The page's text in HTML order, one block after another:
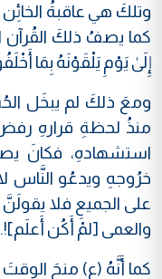
وتلكَ هي عاقبةُ
كما يصفُ ذلكَ القُرآن
إِلَىٰ يَوْمِ يَلْقَوْنَهُ بِمَا
ومعَ ذلكَ لم يبخَل
منذُ لحظةِ قرارهِ رفض
استشهادهِ، فكانَ
خرُوجهِ ويدعُو النَّاس
على الجميعِ فلا يقولَنَّ
والعمى [لمْ أَكُن أَعلَم]!.
كما أَنَّهُ (ع) منحَ الوقتَ